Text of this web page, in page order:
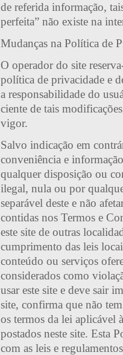
de referida informação,
perfeita” não existe na
Mudanças na Política de
O operador do site
política de privacidade e
a responsabilidade do
ciente de tais
vigor.
Salvo indicação em
conveniência e
qualquer disposição ou
ilegal, nula ou por
separável deste e não
contidas nos Termos e
este site de outras
cumprimento das leis
conteúdo ou serviços
considerados como
usar este site e deve sair
site, confirma que não
os termos da lei aplicável
postados neste site. Esta
com as leis e